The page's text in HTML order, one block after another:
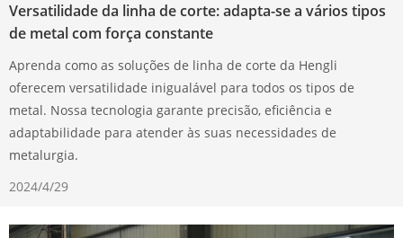
Versatilidade da linha de corte: adapta-se a vários tipos
de metal com força constante
Aprenda como as soluções de linha de corte da Hengli
oferecem versatilidade inigualável para todos os tipos de
metal. Nossa tecnologia garante precisão, eficiência e
adaptabilidade para atender às suas necessidades de
metalurgia.
2024/4/29